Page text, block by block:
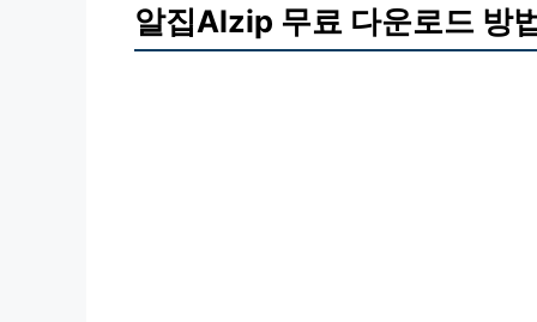
알집Alzip 무료 다운로드 방